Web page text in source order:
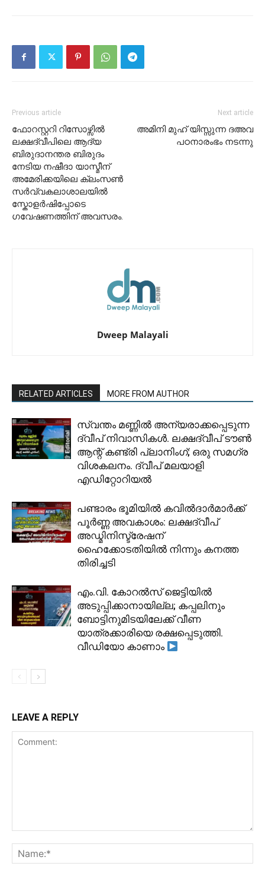
Previous article
ഫോറസ്റ്ററി റിസോഴ്സിൽ
ലക്ഷദ്വീപിലെ ആദ്യ
ബിരുദാനന്തര ബിരുദം
നേടിയ നഷീദാ യാസ്മീന്
അമേരിക്കയിലെ ക്ലംസൺ
സർവ്വകലാശാലയിൽ
സ്കോളർഷിപ്പോടെ
ഗവേഷണത്തിന് അവസരം.
Next article
അമിനി മുഹ് യിസ്സുന്ന ദഅവ
പഠനാരംഭം നടന്നു
Dweep Malayali
RELATED ARTICLES MORE FROM AUTHOR
സ്വന്തം മണ്ണിൽ അന്യരാക്കപ്പെടുന്ന
ദ്വീപ് നിവാസികൾ. ലക്ഷദ്വീപ് ടൗൺ
ആന്റ് കണ്ട്രി പ്ലാനിംഗ്; ഒരു സമഗ്ര
വിശകലനം. ദ്വീപ് മലയാളി
എഡിറ്റോറിയൽ
പണ്ടാരം ഭൂമിയിൽ കവിൽദാർമാർക്ക്
പൂർണ്ണ അവകാശം: ലക്ഷദ്വീപ്
അഡ്മിനിസ്ട്രേഷന്
ഹൈക്കോടതിയിൽ നിന്നും കനത്ത
തിരിച്ചടി
​എം.വി. കോറൽസ് ജെട്ടിയിൽ
അടുപ്പിക്കാനായില്ല; കപ്പലിനും
ബോട്ടിനുമിടയിലേക്ക് വീണ
യാത്രക്കാരിയെ രക്ഷപ്പെടുത്തി.
വീഡിയോ കാണാം
LEAVE A REPLY